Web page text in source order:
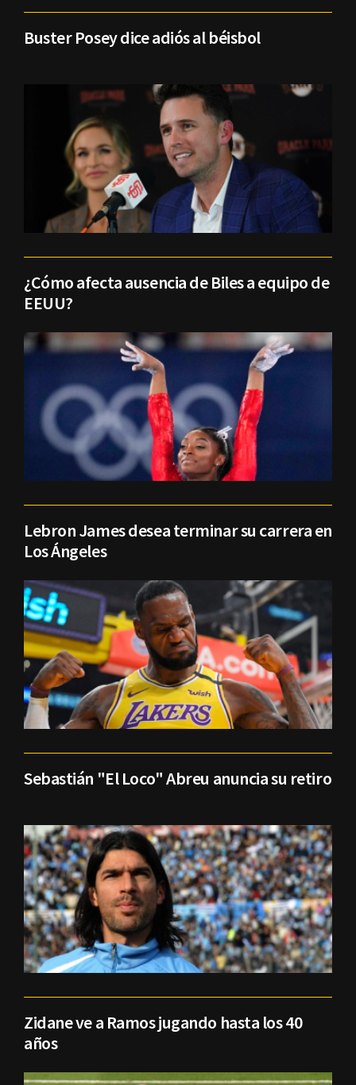
Buster Posey dice adiós al béisbol
¿Cómo afecta ausencia de Biles a equipo de
EEUU?
Lebron James desea terminar su carrera en
Los Ángeles
Sebastián "El Loco" Abreu anuncia su retiro
Zidane ve a Ramos jugando hasta los 40
años